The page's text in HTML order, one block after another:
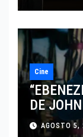
Cine
DE
TRAS
AGOSTO 5,